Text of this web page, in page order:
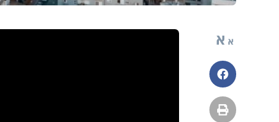
א א
פייסבוק
הדפסה